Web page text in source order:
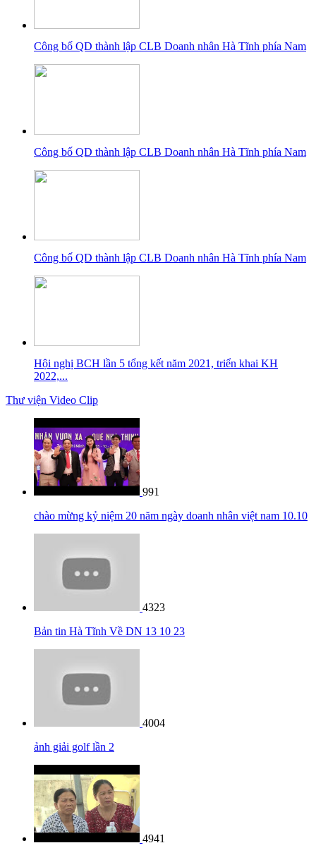
Công bố QD thành lập CLB Doanh nhân Hà Tĩnh phía Nam
Công bố QD thành lập CLB Doanh nhân Hà Tĩnh phía Nam
Công bố QD thành lập CLB Doanh nhân Hà Tĩnh phía Nam
Hội nghị BCH lần 5 tổng kết năm 2021, triển khai KH
2022,...
Thư viện Video Clip
991
chào mừng kỷ niệm 20 năm ngày doanh nhân việt nam 10.10
4323
Bản tin Hà Tĩnh Về DN 13 10 23
4004
ảnh giải golf lần 2
4941